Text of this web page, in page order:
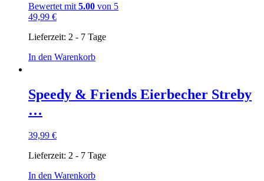
Bewertet mit 5.00 von 5
49,99 €
Lieferzeit: 2 - 7 Tage
In den Warenkorb
Speedy & Friends Eierbecher Streby
…
39,99 €
Lieferzeit: 2 - 7 Tage
In den Warenkorb